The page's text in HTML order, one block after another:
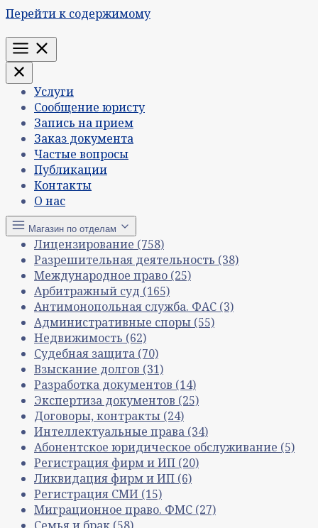
Перейти к содержимому
Меню
Услуги
Сообщение юристу
Запись на прием
Заказ документа
Частые вопросы
Публикации
Контакты
О нас
Магазин по отделам
Лицензирование (758)
Разрешительная деятельность (38)
Международное право (25)
Арбитражный суд (165)
Антимонопольная служба. ФАС (3)
Административные споры (55)
Недвижимость (62)
Судебная защита (70)
Взыскание долгов (31)
Разработка документов (14)
Экспертиза документов (25)
Договоры, контракты (24)
Интеллектуальные права (34)
Абонентское юридическое обслуживание (5)
Регистрация фирм и ИП (20)
Ликвидация фирм и ИП (6)
Регистрация СМИ (15)
Миграционное право. ФМС (27)